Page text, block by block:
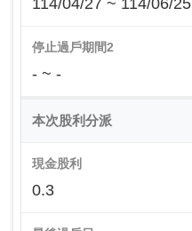
114/04/27 ~ 114/06/25
停止過戶期間2
- ~ -
本次股利分派
現金股利
0.3